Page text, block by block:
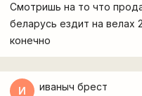
Смотришь на то что
беларусь ездит на велах
конечно
И иваныч брест